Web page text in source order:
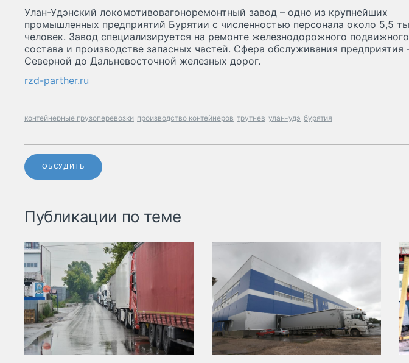
Улан-Удэнский локомотивовагоноремонтный завод – одно из крупнейших
промышленных предприятий Бурятии с численностью персонала около 5,5
человек. Завод специализируется на ремонте железнодорожного подвижного
состава и производстве запасных частей. Сфера обслуживания предприятия
Северной до Дальневосточной железных дорог.
rzd-parther.ru
контейнерные грузоперевозки производство контейнеров трутнев улан-удэ бурятия
ОБСУДИТЬ
Публикации по теме